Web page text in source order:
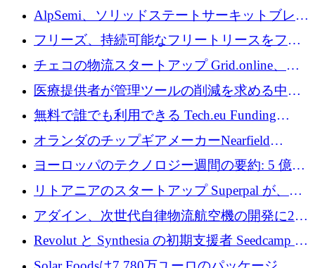
ラクチャを拡張するためにシリーズ A で
1,300 万ドルを調達
AlpSemi、ソリッドステートサーキットブレー
カー技術の進歩のために1,700万ユーロを調達
フリーズ、持続可能なフリートリースをフラ
ンス全土に拡大するために1,300万ユーロを確
保
チェコの物流スタートアップ Grid.online、配
送量が 1 年で 10 倍に増加し、400 万ユーロの
利益を獲得
医療提供者が管理ツールの削減を求める中、
a16z が Prosper AI を 3,000 万ドルで支援
無料で誰でも利用できる Tech.eu Funding
Explorer のご紹介
オランダのチップギアメーカーNearfield
Instrumentsが3億8,000万ドルを調達
ヨーロッパのテクノロジー週間の要約: 5 億
8,500 万ユーロを超える 60 以上のテクノロジ
ー資金調達取引
リトアニアのスタートアップ Superpal が、
Slack 内に構築された AI コワーカー プラット
フォームのために 50 万ユーロを調達
アダイン、次世代自律物流航空機の開発に250
万ユーロを確保
Revolut と Synthesia の初期支援者 Seedcamp が
3 億 2,000 万ドルを調達、米国に投資